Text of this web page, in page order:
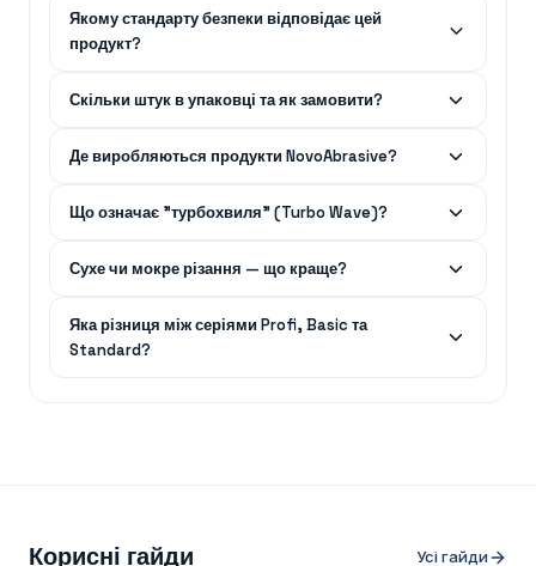
Якому стандарту безпеки відповідає цей
продукт?
Скільки штук в упаковці та як замовити?
Де виробляються продукти NovoAbrasive?
Що означає "турбохвиля" (Turbo Wave)?
Сухе чи мокре різання — що краще?
Яка різниця між серіями Profi, Basic та
Standard?
Корисні гайди Усі гайди